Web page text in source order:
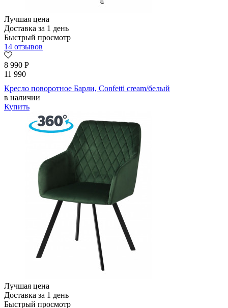
Лучшая цена
Доставка за 1 день
Быстрый просмотр
14 отзывов
8 990 Р
11 990
Кресло поворотное Барли, Confetti cream/белый
в наличии
Купить
Лучшая цена
Доставка за 1 день
Быстрый просмотр